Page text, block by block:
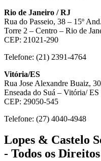
Rio de Janeiro / RJ
Rua do Passeio, 38 – 15º And.
Torre 2 – Centro – Rio de
CEP: 21021-290
Telefone: (21) 2391-4764
Vitória/ES
Rua Jose Alexandre Buaiz,
Enseada do Suá – Vitória/ ES
CEP: 29050-545
Telefone: (27) 4040-4948
Lopes & Castelo
- Todos os